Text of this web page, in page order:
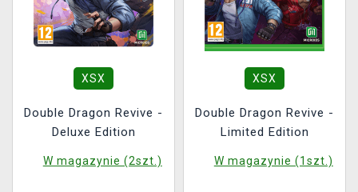
XSX
Double Dragon Revive -
Deluxe Edition
W magazynie (2szt.)
XSX
Double Dragon Revive -
Limited Edition
W magazynie (1szt.)